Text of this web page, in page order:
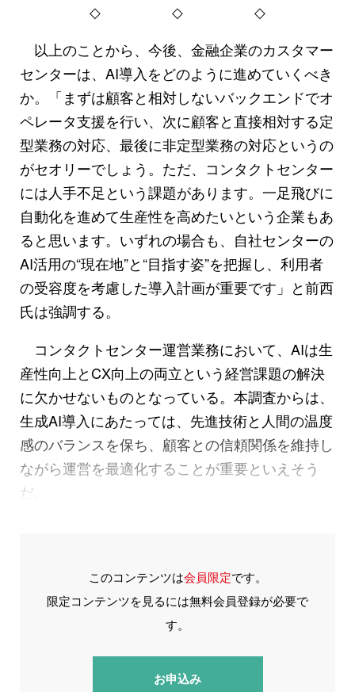
◇
◇
◇
以上のことから、今後、金融企業のカスタマー
センターは、AI導入をどのように進めていくべき
か。「まずは顧客と相対しないバックエンドでオ
ペレータ支援を行い、次に顧客と直接相対する定
型業務の対応、最後に非定型業務の対応というの
がセオリーでしょう。ただ、コンタクトセンター
には人手不足という課題があります。一足飛びに
自動化を進めて生産性を高めたいという企業もあ
ると思います。いずれの場合も、自社センターの
AI活用の“現在地”と“目指す姿”を把握し、利用者
の受容度を考慮した導入計画が重要です」と前西
氏は強調する。
コンタクトセンター運営業務において、AIは生
産性向上とCX向上の両立という経営課題の解決
に欠かせないものとなっている。本調査からは、
生成AI導入にあたっては、先進技術と人間の温度
感のバランスを保ち、顧客との信頼関係を維持し
ながら運営を最適化することが重要といえそう
だ。
このコンテンツは会員限定です。
限定コンテンツを見るには無料会員登録が必要で
す。
お申込み